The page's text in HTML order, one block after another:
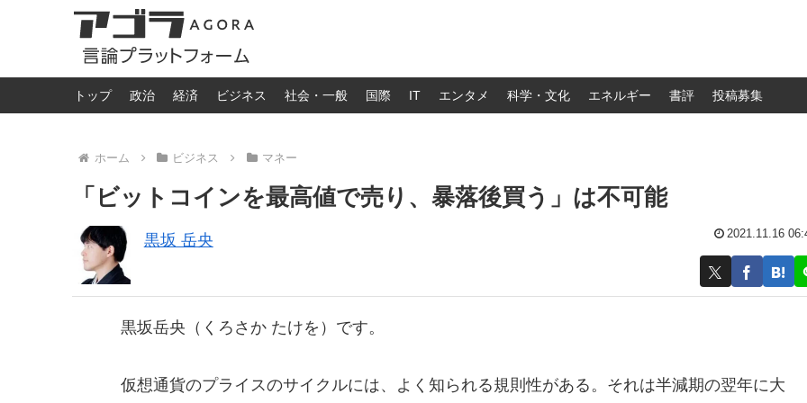
トップ 政治 経済 ビジネス 社会・一般 国際 IT エンタメ 科学・文化 エネルギー 書評 投稿募集
ホーム ビジネス マネー
「ビットコインを最高値で売り、暴落後買う」は不可能
黒坂 岳央 2021.11.16
黒坂岳央（くろさか たけを）です。
仮想通貨のプライスのサイクルには、よく知られる規則性がある。それは半減期の翌年に大